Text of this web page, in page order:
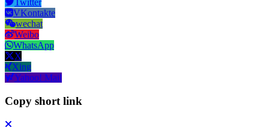
Twitter
VKontakte
wechat
Weibo
WhatsApp
X
Xing
Yahoo! Mail
Copy short link